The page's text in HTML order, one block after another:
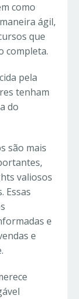
como
ágil,
que
completa.
pela
tenham
do
são mais
valiosos
Essas
e
e